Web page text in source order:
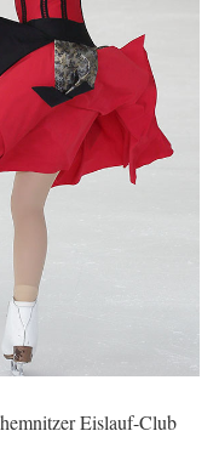
Eislauf-Club